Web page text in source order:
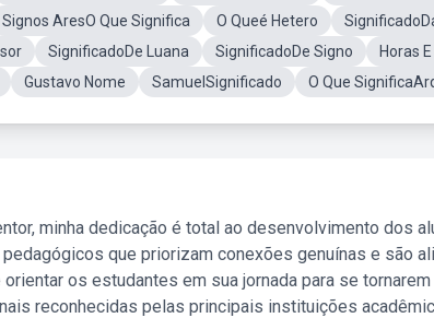
Signos AresO Que Significa O Queé Hetero
SignificadoDe Luana SignificadoDe Signo Horas
Gustavo Nome SamuelSignificado O Que
minha dedicação é total ao desenvolvimento dos
que priorizam conexões genuínas e são
os estudantes em sua jornada para se
reconhecidas pelas principais instituições